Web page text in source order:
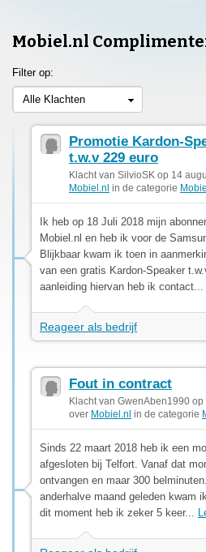
Mobiel.nl
Filter op:
Alle Klachten
Promotie Kardon-
t.w.v 229 euro
Klacht van SilvioSK op 14
Mobiel.nl in de categorie
Ik heb op 18 Juli 2018 mijn
Mobiel.nl en heb ik voor de
Blijkbaar kwam ik toen in
van een gratis Kardon-Speaker
aanleiding hiervan heb ik contact...
Reageer als bedrijf
Fout in contract
Klacht van GwenAben1990
over Mobiel.nl in de categorie
Sinds 22 maart 2018 heb ik een
afgesloten bij Telfort. Vanaf dat
ontvangen en maar 300
anderhalve maand geleden kwam
dit moment heb ik zeker 5 keer...